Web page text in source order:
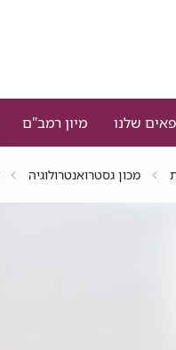
שלנו מיון רמב"ם
מכון גסטרואנטרולוגיה